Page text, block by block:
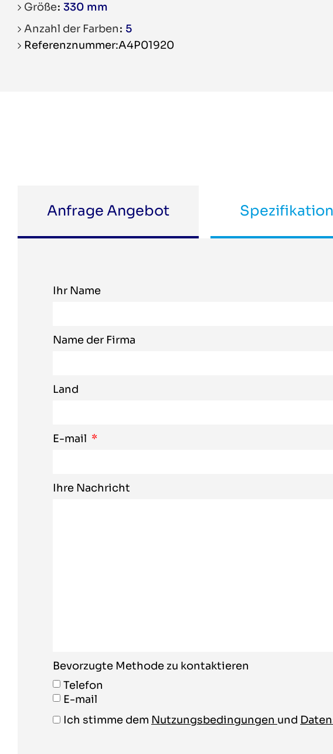
Größe 330 mm
Anzahl der Farben 5
Referenznummer:A4P01920
Anfrage Angebot
Ihr Name
Name der Firma
Land
E-mail
Ihre Nachricht
Bevorzugte Methode zu kontaktieren
Telefon
E-mail
Ich stimme dem Nutzungsbedingungen und